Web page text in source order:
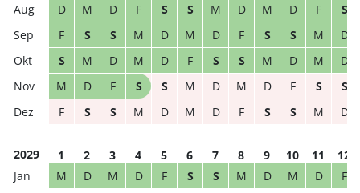
D
M D F S S M D M D F
S
F
S S M D M D F S S M
D
S
M D M D F S S M D M
D
M
D F S S M D M D F S
S
F
S S M D M D F S S M D
2029 1 2 3 4 5 6 7 8 9 10 11
12
M
D M D F S S M D M D F